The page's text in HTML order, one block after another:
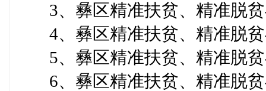
3、彝区精准扶贫、精准脱贫
4、彝区精准扶贫、精准脱贫
5、彝区精准扶贫、精准脱贫
6、彝区精准扶贫、精准脱贫